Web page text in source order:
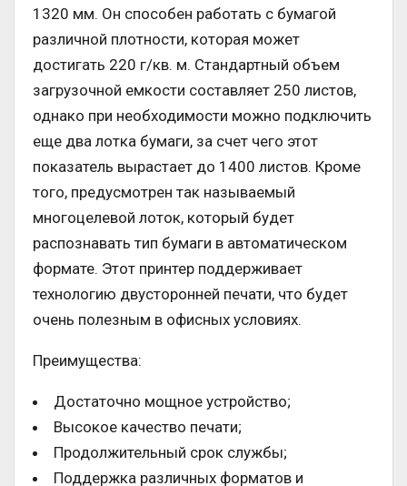
1320 мм. Он способен работать с бумагой
различной плотности, которая может
достигать 220 г/кв. м. Стандартный объем
загрузочной емкости составляет 250 листов,
однако при необходимости можно подключить
еще два лотка бумаги, за счет чего этот
показатель вырастает до 1400 листов. Кроме
того, предусмотрен так называемый
многоцелевой лоток, который будет
распознавать тип бумаги в автоматическом
формате. Этот принтер поддерживает
технологию двусторонней печати, что будет
очень полезным в офисных условиях.
Преимущества:
Достаточно мощное устройство;
Высокое качество печати;
Продолжительный срок службы;
Поддержка различных форматов и